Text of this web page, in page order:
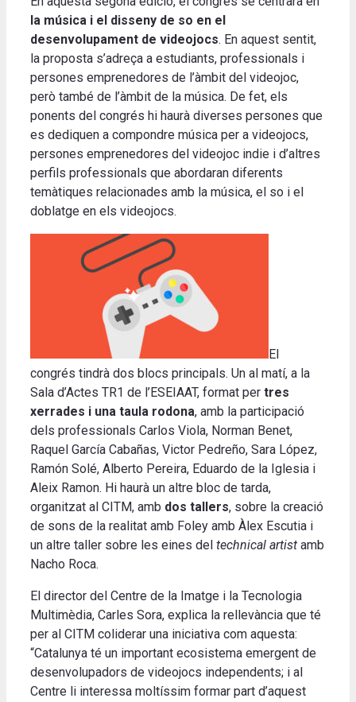
la música i el disseny de so en el
desenvolupament de videojocs. En aquest sentit,
la proposta s’adreça a estudiants, professionals i
persones emprenedores de l’àmbit del videojoc,
però també de l’àmbit de la música. De fet, els
ponents del congrés hi haurà diverses persones que
es dediquen a compondre música per a videojocs,
persones emprenedores del videojoc indie i d’altres
perfils professionals que abordaran diferents
temàtiques relacionades amb la música, el so i el
doblatge en els videojocs.
El
congrés tindrà dos blocs principals. Un al matí, a la
Sala d’Actes TR1 de l’ESEIAAT, format per tres
xerrades i una taula rodona, amb la participació
dels professionals Carlos Viola, Norman Benet,
Raquel García Cabañas, Victor Pedreño, Sara López,
Ramón Solé, Alberto Pereira, Eduardo de la Iglesia i
Aleix Ramon. Hi haurà un altre bloc de tarda,
organitzat al CITM, amb dos tallers, sobre la creació
de sons de la realitat amb Foley amb Àlex Escutia i
un altre taller sobre les eines del technical artist amb
Nacho Roca.
El director del Centre de la Imatge i la Tecnologia
Multimèdia, Carles Sora, explica la rellevància que té
per al CITM coliderar una iniciativa com aquesta:
“Catalunya té un important ecosistema emergent de
desenvolupadors de videojocs independents; i al
Centre li interessa moltíssim formar part d’aquest